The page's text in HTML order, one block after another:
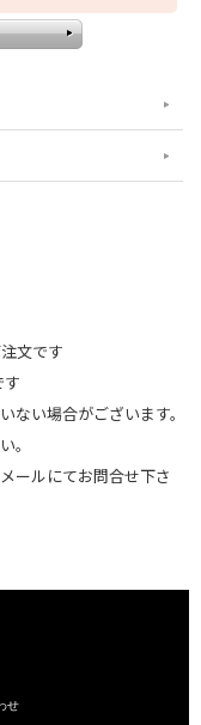
文です
い場合がございます。
。
ールにてお問合せ下さ